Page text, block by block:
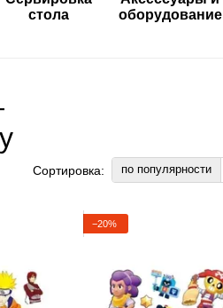
стола
оборудование
Сортировка: по популярности
−20%